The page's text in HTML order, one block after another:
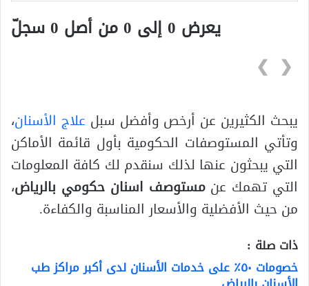
يعرض 0 إلى 0 من أصل 0 سجلّ
❮
❯
يبحث الكثيرين عن أرخص وأفضل سبل علاج الأسنان،
وتأتي المستوصفات الحكومية بأول قائمة الأماكن
التي يبحثون عنها لذلك سنقدم لك كافة المعلومات
التي تهمك عنمستوصف اسنان حكومي بالرياض،
من حيث الأفضلية والأسعار المناسبة والكفاءة.
ذات صلة :
خصومات ٥٠٪؜ على خدمات الأسنان لدى أكبر مراكز طب